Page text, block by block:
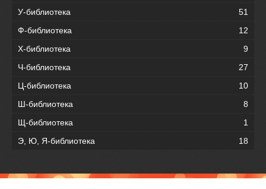
У-библиотека
51
Ф-библиотека
12
Х-библиотека
9
Ч-библиотека
27
Ц-библиотека
10
Ш-библиотека
8
Щ-библиотека
1
Э, Ю, Я-библиотека
18